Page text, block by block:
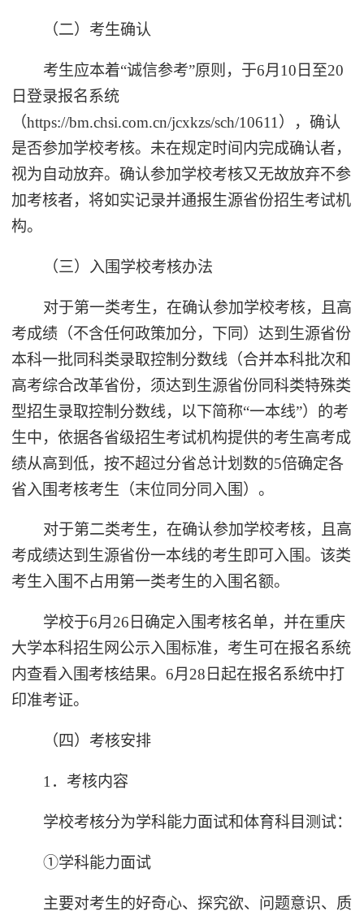
（二）考生确认
考生应本着“诚信参考”原则，于6月10日至20
日登录报名系统
（https://bm.chsi.com.cn/jcxkzs/sch/10611），确认
是否参加学校考核。未在规定时间内完成确认者，
视为自动放弃。确认参加学校考核又无故放弃不参
加考核者，将如实记录并通报生源省份招生考试机
构。
（三）入围学校考核办法
对于第一类考生，在确认参加学校考核，且高
考成绩（不含任何政策加分，下同）达到生源省份
本科一批同科类录取控制分数线（合并本科批次和
高考综合改革省份，须达到生源省份同科类特殊类
型招生录取控制分数线，以下简称“一本线”）的考
生中，依据各省级招生考试机构提供的考生高考成
绩从高到低，按不超过分省总计划数的5倍确定各
省入围考核考生（末位同分同入围）。
对于第二类考生，在确认参加学校考核，且高
考成绩达到生源省份一本线的考生即可入围。该类
考生入围不占用第一类考生的入围名额。
学校于6月26日确定入围考核名单，并在重庆
大学本科招生网公示入围标准，考生可在报名系统
内查看入围考核结果。6月28日起在报名系统中打
印准考证。
（四）考核安排
1．考核内容
学校考核分为学科能力面试和体育科目测试：
①学科能力面试
主要对考生的好奇心、探究欲、问题意识、质